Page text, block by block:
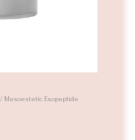
/ Mesoestetic Exopeptide